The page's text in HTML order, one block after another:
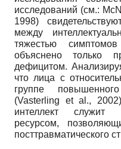
исследований (см.:
1998)
между
тяжестью
объяснено только
дефицитом.
что лица с
группе
(Vasterling et al.,
интеллект служит
ресурсом,
посттравматического